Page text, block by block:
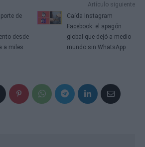
de
desde
a miles
Artículo siguiente
Caída Instagram
Facebook: el apagón
global que dejó a medio
mundo sin WhatsApp